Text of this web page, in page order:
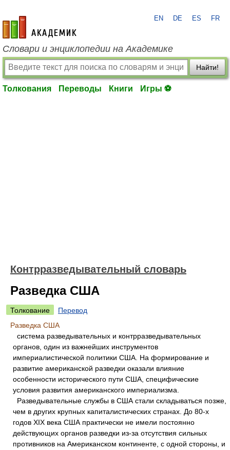
academic.ru
EN DE ES FR
Словари и энциклопедии на Академике
Найти!
Толкования Переводы Книги Игры ⚽
Контрразведывательный словарь
Разведка США
Толкование
Перевод
Разведка США
система разведывательных и контрразведывательных
органов, один из важнейших инструментов
империалистической политики США. На формирование и
развитие американской разведки оказали влияние
особенности исторического пути США, специфические
условия развития американского империализма.
Разведывательные службы в США стали складываться позже,
чем в других крупных капиталистических странах. До 80-х
годов XIX века США практически не имели постоянно
действующих органов разведки из-за отсутствия сильных
противников на Американском континенте, с одной стороны, и